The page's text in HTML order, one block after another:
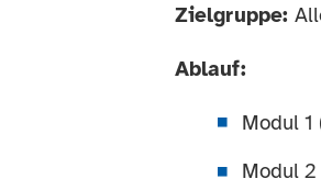
Zielgruppe:
Ablauf:
Modul 1
Modul 2